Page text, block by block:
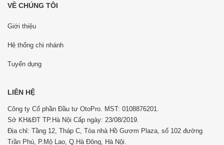
VỀ CHÚNG TÔI
Giới thiệu
Hệ thống chi nhánh
Tuyển dụng
LIÊN HỆ
Công ty Cổ phần Đầu tư OtoPro. MST: 0108876201.
Sở KH&ĐT TP.Hà Nội Cấp ngày: 23/08/2019.
Địa chỉ: Tầng 12, Tháp C, Tòa nhà Hồ Gươm Plaza, số 102 đường
Trần Phú, P.Mộ Lao, Q.Hà Đông, Hà Nội.